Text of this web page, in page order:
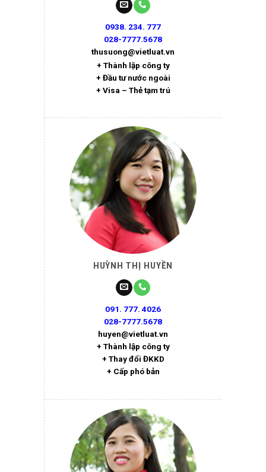
0938. 234. 777
028-7777.5678
thusuong@vietluat.vn
+ Thành lập công ty
+ Đầu tư nước ngoài
+ Visa – Thẻ tạm trú
HUỲNH THỊ HUYỀN
091. 777. 4026
028-7777.5678
huyen@vietluat.vn
+ Thành lập công ty
+ Thay đổi ĐKKD
+ Cấp phó bản